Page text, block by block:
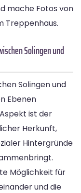
mache Fotos von
Treppenhaus.
Solingen und
Solingen und
Ebenen
ist der
Herkunft,
Hintergründe
Möglichkeit für
und die